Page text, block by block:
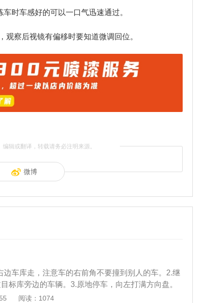
时车感好的可以一口气迅速通过。
察后视镜有偏移时要知道微调回位。
编辑或翻译，转载请务必注明来源。
微博
边车库走，注意车的右前角不要撞到别人的车。2.继
标库旁边的车辆。3.原地停车，向左打满方向盘。
后停车。5.方向盘向右打满，打满后挂倒挡，看着
阅读：1074